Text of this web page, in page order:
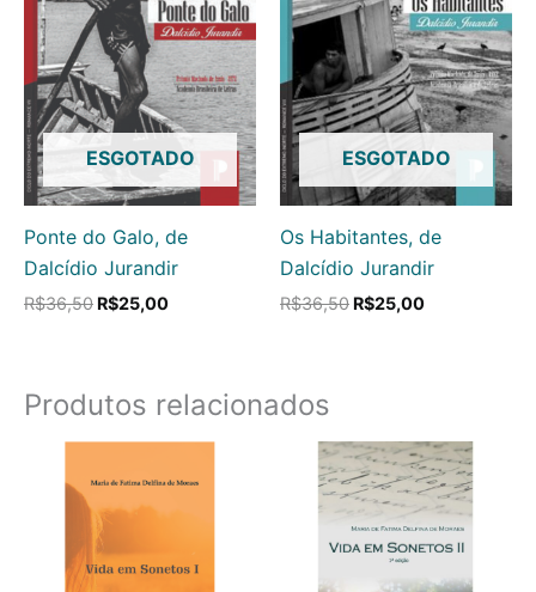
ESGOTADO
Ponte do Galo, de
Dalcídio Jurandir
R$36,50 R$25,00
ESGOTADO
Os Habitantes, de
Dalcídio Jurandir
R$36,50 R$25,00
Produtos relacionados